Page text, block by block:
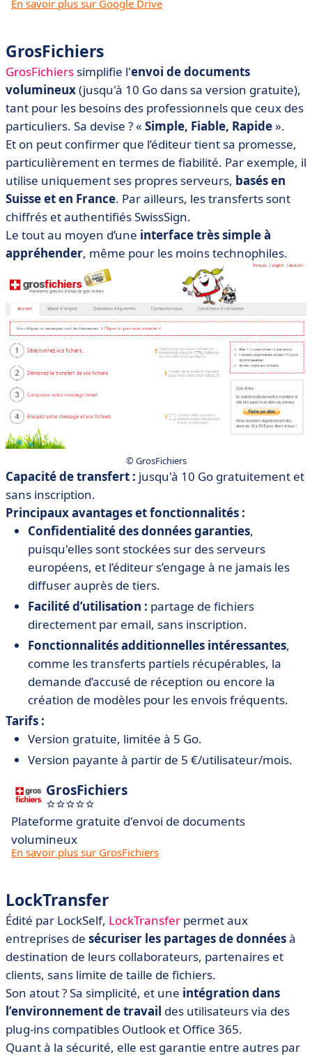
En savoir plus sur Google Drive
GrosFichiers
GrosFichiers simplifie l'envoi de documents
volumineux(jusqu'à 10 Go dans sa version gratuite),
tant pour les besoins des professionnels que ceux des
particuliers. Sa devise ? « Simple, Fiable, Rapide».
Et on peut confirmer que l’éditeur tient sa promesse,
particulièrement en termes de fiabilité. Par exemple, il
utilise uniquement ses propres serveurs, basés en
Suisse et en France. Par ailleurs, les transferts sont
chiffrés et authentifiés SwissSign.
Le tout au moyen d’une interface très simple à
appréhender, même pour les moins technophiles.
© GrosFichiers
Capacité de transfert : jusqu'à 10 Go gratuitement et
sans inscription.
Principaux avantages et fonctionnalités :
Confidentialité des données garanties,
puisqu'elles sont stockées sur des serveurs
européens, et l’éditeur s’engage à ne jamais les
diffuser auprès de tiers.
Facilité d’utilisation : partage de fichiers
directement par email, sans inscription.
Fonctionnalités additionnelles intéressantes,
comme les transferts partiels récupérables, la
demande d’accusé de réception ou encore la
création de modèles pour les envois fréquents.
Tarifs :
Version gratuite, limitée à 5 Go.
Version payante à partir de 5 €/utilisateur/mois.
GrosFichiers
Plateforme gratuite d'envoi de documents
volumineux
En savoir plus sur GrosFichiers
LockTransfer
Édité par LockSelf, LockTransfer permet aux
entreprises de sécuriser les partages de donnéesà
destination de leurs collaborateurs, partenaires et
clients, sans limite de taille de fichiers.
Son atout ? Sa simplicité, et une intégration dans
l’environnement de travail des utilisateurs via des
plug-ins compatibles Outlook et Office 365.
Quant à la sécurité, elle est garantie entre autres par